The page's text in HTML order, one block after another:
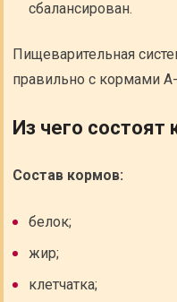
сбалансирован.
Пищеварительная
правильно с кормами
Из чего состоят
Состав кормов:
белок;
жир;
клетчатка;